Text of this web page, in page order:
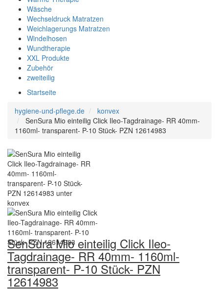
Wäsche
Wechseldruck Matratzen
Weichlagerungs Matratzen
Windelhosen
Wundtherapie
XXL Produkte
Zubehör
zweiteilig
Startseite
hygiene-und-pflege.de
konvex
SenSura Mio einteilig Click Ileo-Tagdrainage- RR 40mm-
1160ml- transparent- P-10 Stück- PZN 12614983
SenSura Mio einteilig Click Ileo-
Tagdrainage- RR 40mm- 1160ml-
transparent- P-10 Stück- PZN
12614983